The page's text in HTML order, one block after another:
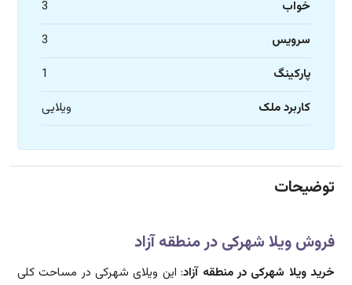
خواب
3
سرویس
3
پارکینگ
1
کاربرد ملک
ویلایی
توضیحات
فروش ویلا شهرکی در منطقه آزاد
خرید ویلا شهرکی در منطقه آزاد: این ویلای شهرکی در مساحت کلی